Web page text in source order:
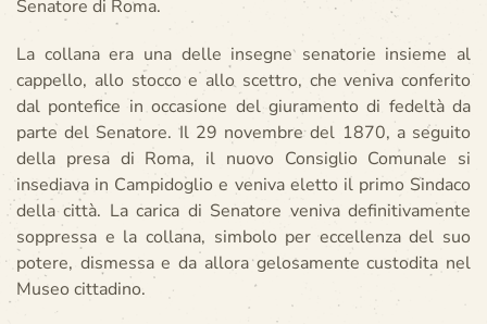
Senatore di Roma.
La collana era una delle insegne senatorie insieme al
cappello, allo stocco e allo scettro, che veniva conferito
dal pontefice in occasione del giuramento di fedeltà da
parte del Senatore. Il 29 novembre del 1870, a seguito
della presa di Roma, il nuovo Consiglio Comunale si
insediava in Campidoglio e veniva eletto il primo Sindaco
della città. La carica di Senatore veniva definitivamente
soppressa e la collana, simbolo per eccellenza del suo
potere, dismessa e da allora gelosamente custodita nel
Museo cittadino.